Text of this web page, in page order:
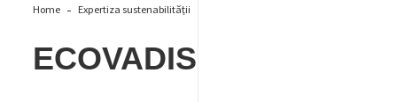
Home Expertiza sustenabilității
ECOVADIS